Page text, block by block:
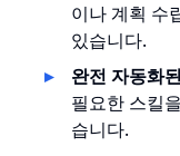
이나 계획 수
있습니다.
완전 자동화
필요한 스킬
습니다.